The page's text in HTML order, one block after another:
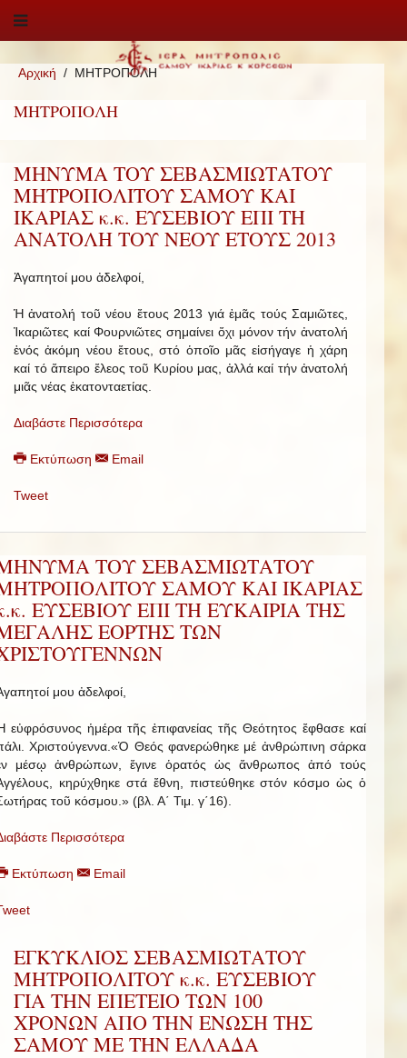
Αρχική ΜΗΤΡΟΠΟΛΗ
ΜΗΤΡΟΠΟΛΗ
ΜΗΝΥΜΑ ΤΟΥ ΣΕΒΑΣΜΙΩΤΑΤΟΥ
ΜΗΤΡΟΠΟΛΙΤΟΥ ΣΑΜΟΥ ΚΑΙ
ΙΚΑΡΙΑΣ κ.κ. ΕΥΣΕΒΙΟΥ ΕΠΙ ΤΗ
ΑΝΑΤΟΛΗ ΤΟΥ ΝΕΟΥ ΕΤΟΥΣ 2013
Ἀ­γα­πητοί μου ἀδελφοί,
Ἡ ἀνατολή τοῦ νέου ἔτους 2013 γιά ἐμᾶς τούς Σαμιῶτες,
Ἰκαριῶτες καί Φουρνιῶτες σημαίνει ὄχι μόνον τήν ἀνατολή
ἑνός ἀκόμη νέου ἔτους, στό ὁποῖο μᾶς εἰσήγαγε ἡ χάρη
καί τό ἄπειρο ἔλεος τοῦ Κυρίου μας, ἀλλά καί τήν ἀνατολή
μιᾶς νέας ἑκατονταετίας.
Διαβάστε Περισσότερα
Εκτύπωση Email
Tweet
ΤΟΥ ΣΕΒΑΣΜΙΩΤΑΤΟΥ
ΣΑΜΟΥ ΚΑΙ ΙΚΑΡΙΑΣ
ΕΥΣΕΒΙΟΥ ΕΠΙ ΤΗ ΕΥΚΑΙΡΙΑ ΤΗΣ
ΕΟΡΤΗΣ ΤΩΝ
μου ἀδελφοί,
εὐφρόσυνος ἡμέρα τῆς ἐπιφανείας τῆς Θεότητος ἔφθασε καί
Χριστούγεννα.«Ὁ Θεός φανερώθηκε μέ ἀνθρώπινη σάρκα
μέσῳ ἀνθρώπων, ἔγινε ὁρατός ὡς ἄνθρωπος ἀπό τούς
κηρύχθηκε στά ἔθνη, πιστεύθηκε στόν κόσμο ὡς ὁ
τοῦ κόσμου.» (βλ. Α΄ Τιμ. γ΄16).
Περισσότερα
Εκτύπωση Email
ΕΓΚΥΚΛΙΟΣ ΣΕΒΑΣΜΙΩΤΑΤΟΥ
ΜΗΤΡΟΠΟΛΙΤΟΥ κ.κ. ΕΥΣΕΒΙΟΥ
ΓΙΑ ΤΗΝ ΕΠΕΤΕΙΟ ΤΩΝ 100
ΧΡΟΝΩΝ ΑΠΟ ΤΗΝ ΕΝΩΣΗ ΤΗΣ
ΣΑΜΟΥ ΜΕ ΤΗΝ ΕΛΛΑΔΑ